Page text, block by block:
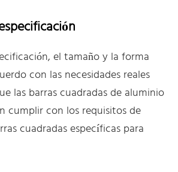
el tamaño y la forma
con las necesidades reales
las barras cuadradas de aluminio
cumplir con los requisitos de
cuadradas específicas para